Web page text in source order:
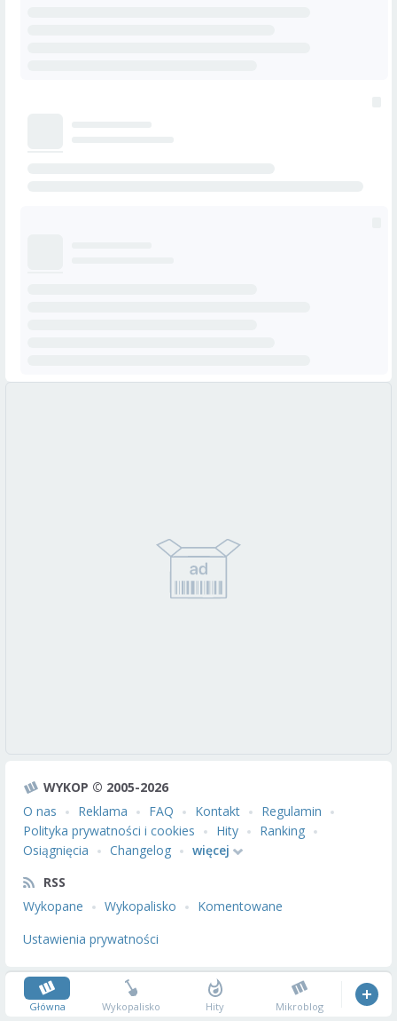
WYKOP © 2005-2026
O nas
Reklama FAQ Kontakt
Regulamin
Polityka prywatności i cookies
Hity
Ranking
Osiągnięcia
Changelog
więcej
RSS
Wykopane
Wykopalisko
Komentowane
Ustawienia prywatności
Główna Wykopalisko Hity Mikroblog